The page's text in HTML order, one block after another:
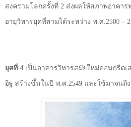
สงครามโลกครั้งที่ 2 ส่งผลให้สภาพอาคา
อายุวิหารยุคที่สามได้ระหว่าง พ.ศ.2500 –
ยุคที่ 4 เป็นอาคารวิหารสมัยใหม่คอนกรีต
อิฐ สร้างขึ้นในปี พ.ศ.2549 และใช้มาจนถึง